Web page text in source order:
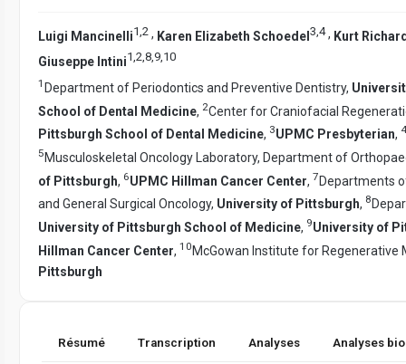
Luigi Mancinelli1,2 , Karen Elizabeth Schoedel 3,4, Kurt
Giuseppe Intini1 2 8 9 10
1 Department of Periodontics and Preventive Dentistry,
School of Dental Medicine, 2Center for Craniofacial
Pittsburgh School of Dental Medicine, 3UPMC Presbyterian, 4
5 Musculoskeletal Oncology Laboratory, Department of
of Pittsburgh, 6UPMC Hillman Cancer Center, 7Departments
and General Surgical Oncology, University of Pittsburgh, 8
University of Pittsburgh School of Medicine, 9University of
Hillman Cancer Center, 10McGowan Institute for Regenerative
Pittsburgh
Résumé Transcription Analyses Analyses